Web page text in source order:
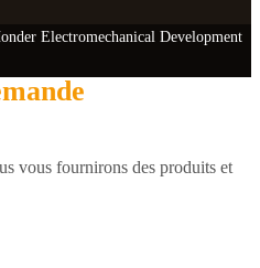
Electromechanical Development
vous fournirons des produits et